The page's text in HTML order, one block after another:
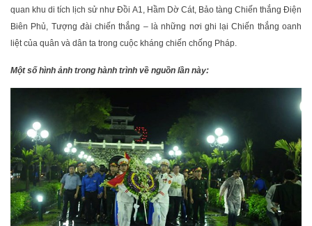
quan khu di tích lịch sử như Đồi A1, Hầm Dờ Cát, Bảo tàng Chiến thắng Điện
Biên Phủ, Tượng đài chiến thắng – là những nơi ghi lại Chiến thắng oanh
liệt của quân và dân ta trong cuộc kháng chiến chống Pháp.
Một số hình ảnh trong hành trình về nguồn lần này: